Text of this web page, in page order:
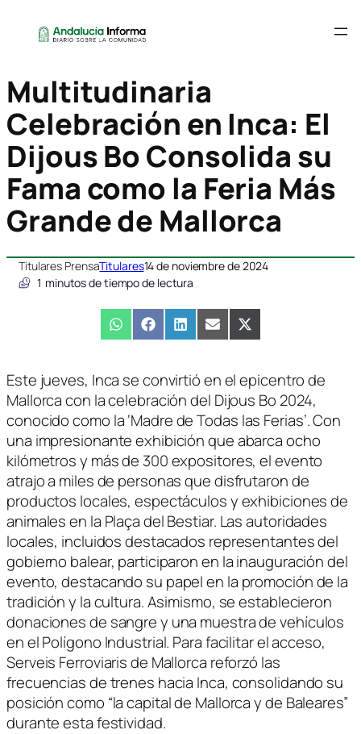
Multitudinaria
Celebración en Inca: El
Dijous Bo Consolida su
Fama como la Feria Más
Grande de Mallorca
Titulares PrensaTitulares14 de noviembre de 2024
1 minutos de tiempo de lectura
Compartir
en
WhatsAppCompartir
en
FacebookCompartir
en
LinkedInCompartir
en
EmailCompartir
en
X
(Twitter)
Este jueves, Inca se convirtió en el epicentro de
Mallorca con la celebración del Dijous Bo 2024,
conocido como la ‘Madre de Todas las Ferias’. Con
una impresionante exhibición que abarca ocho
kilómetros y más de 300 expositores, el evento
atrajo a miles de personas que disfrutaron de
productos locales, espectáculos y exhibiciones de
animales en la Plaça del Bestiar. Las autoridades
locales, incluidos destacados representantes del
gobierno balear, participaron en la inauguración del
evento, destacando su papel en la promoción de la
tradición y la cultura. Asimismo, se establecieron
donaciones de sangre y una muestra de vehículos
en el Polígono Industrial. Para facilitar el acceso,
Serveis Ferroviaris de Mallorca reforzó las
frecuencias de trenes hacia Inca, consolidando su
posición como “la capital de Mallorca y de Baleares”
durante esta festividad.